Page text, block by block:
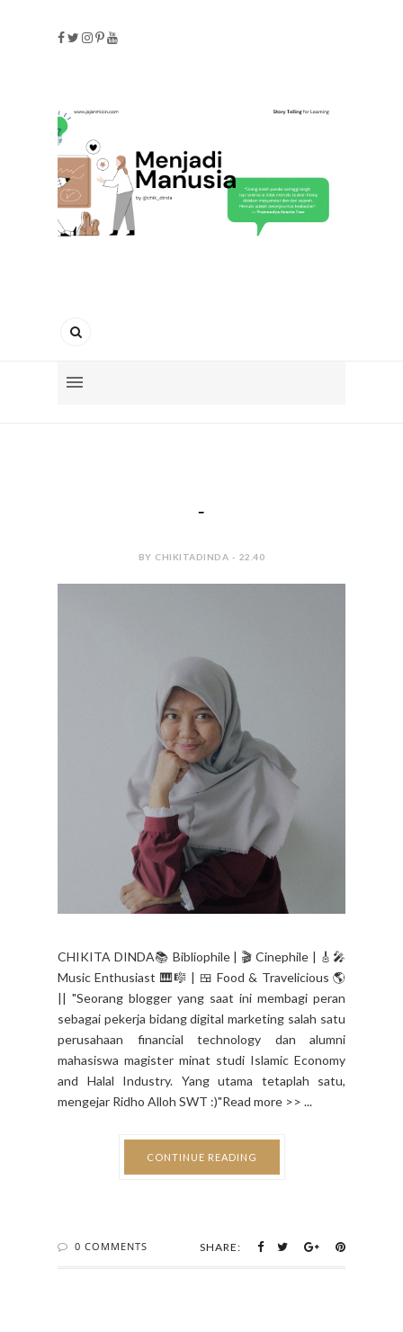
-
BY CHIKITADINDA - 22.40
CHIKITA DINDA📚 Bibliophile | 🎬 Cinephile | 🎸🎤
Music Enthusiast 🎹🎼 | 🍱 Food & Travelicious 🌎
|| "Seorang blogger yang saat ini membagi peran
sebagai pekerja bidang digital marketing salah satu
perusahaan financial technology dan alumni
mahasiswa magister minat studi Islamic Economy
and Halal Industry. Yang utama tetaplah satu,
mengejar Ridho Alloh SWT :)"Read more >> ...
CONTINUE READING
0 COMMENTS SHARE: